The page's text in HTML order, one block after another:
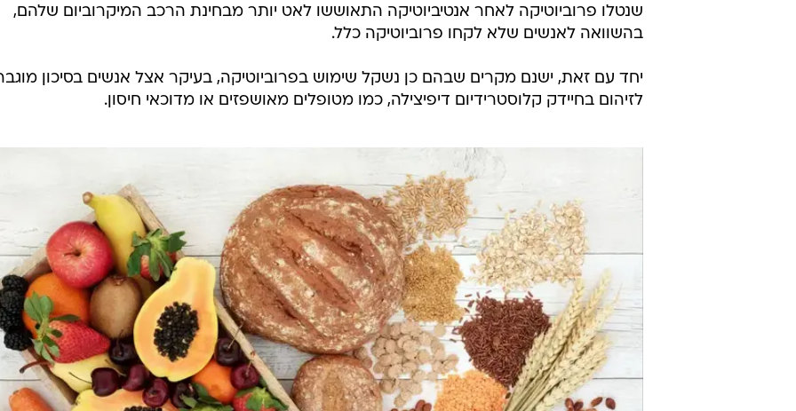
שנטלו פרוביוטיקה לאחר אנטיביוטיקה התאוששו לאט יותר מבחינת הרכב המיקרוביום שלהם,
בהשוואה לאנשים שלא לקחו פרוביוטיקה כלל.
יחד עם זאת, ישנם מקרים שבהם כן נשקל שימוש בפרוביוטיקה, בעיקר אצל אנשים בסיכון
לזיהום בחיידק קלוסטרידיום דיפיצילה, כמו מטופלים מאושפזים או מדוכאי חיסון.